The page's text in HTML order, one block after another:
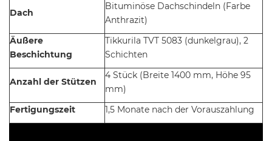
Dach
Bituminöse Dachschindeln (Farbe
Anthrazit)
Äußere
Beschichtung
Tikkurila TVT 5083 (dunkelgrau), 2
Schichten
Anzahl der Stützen
4 Stück (Breite 1400 mm, Höhe 95
mm)
Fertigungszeit
1,5 Monate nach der Vorauszahlung